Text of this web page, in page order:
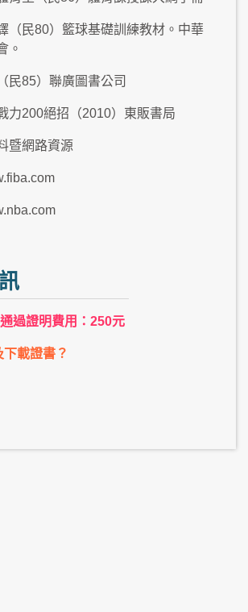
（民80）籃球基礎訓練教材。中華
。
民85）聯廣圖書公司
力200絕招（2010）東販書局
暨網路資源
過證明費用：250元
載證書？